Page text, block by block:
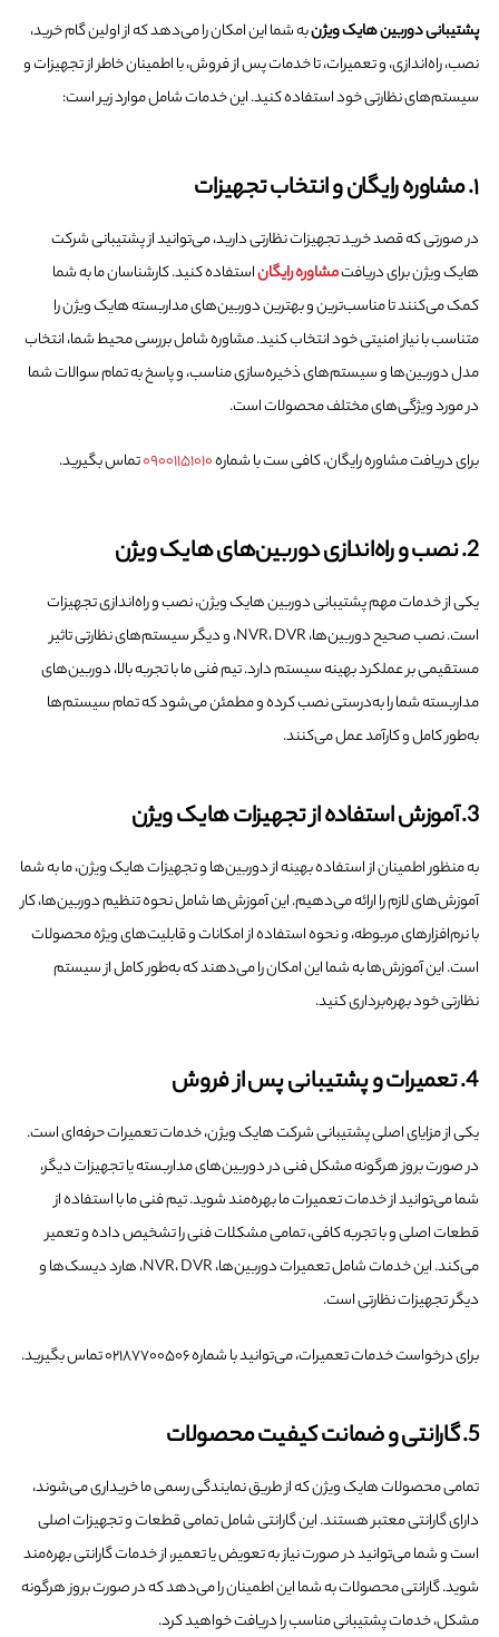
پشتیبانی دوربین هایک ویژنبه شما این امکان را می‌دهد که از اولین گام خرید،
نصب، راه‌اندازی، و تعمیرات، تا خدمات پس از فروش، با اطمینان خاطر از تجهیزات و
سیستم‌های نظارتی خود استفاده کنید. این خدمات شامل موارد زیر است:
۱. مشاوره رایگان و انتخاب تجهیزات
در صورتی که قصد خرید تجهیزات نظارتی دارید، می‌توانید از پشتیبانی شرکت
هایک ویژن برای دریافتمشاوره رایگاناستفاده کنید. کارشناسان ما به شما
کمک می‌کنند تا مناسب‌ترین و بهترین دوربین‌های مداربسته هایک ویژن را
متناسب با نیاز امنیتی خود انتخاب کنید. مشاوره شامل بررسی محیط شما، انتخاب
مدل دوربین‌ها و سیستم‌های ذخیره‌سازی مناسب، و پاسخ به تمام سوالات شما
در مورد ویژگی‌های مختلف محصولات است.
برای دریافت مشاوره رایگان، کافی ست با شماره۰۹۰۰۱۱۵۱۰۱۰تماس بگیرید.
2. نصب و راه‌اندازی دوربین‌های هایک ویژن
یکی از خدمات مهم پشتیبانی دوربین هایک ویژن، نصب و راه‌اندازی تجهیزات
است. نصب صحیح دوربین‌ها، NVR، DVR، و دیگر سیستم‌های نظارتی تاثیر
مستقیمی بر عملکرد بهینه سیستم دارد. تیم فنی ما با تجربه بالا، دوربین‌های
مداربسته شما را به‌درستی نصب کرده و مطمئن می‌شود که تمام سیستم‌ها
به‌طور کامل و کارآمد عمل می‌کنند.
3. آموزش استفاده از تجهیزات هایک ویژن
به منظور اطمینان از استفاده بهینه از دوربین‌ها و تجهیزات هایک ویژن، ما به شما
آموزش‌های لازم را ارائه می‌دهیم. این آموزش‌ها شامل نحوه تنظیم دوربین‌ها، کار
با نرم‌افزارهای مربوطه، و نحوه استفاده از امکانات و قابلیت‌های ویژه محصولات
است. این آموزش‌ها به شما این امکان را می‌دهند که به‌طور کامل از سیستم
نظارتی خود بهره‌برداری کنید.
4. تعمیرات و پشتیبانی پس از فروش
یکی از مزایای اصلی پشتیبانی شرکت هایک ویژن، خدمات تعمیرات حرفه‌ای است.
در صورت بروز هرگونه مشکل فنی در دوربین‌های مداربسته یا تجهیزات دیگر،
شما می‌توانید از خدمات تعمیرات ما بهره‌مند شوید. تیم فنی ما با استفاده از
قطعات اصلی و با تجربه کافی، تمامی مشکلات فنی را تشخیص داده و تعمیر
می‌کند. این خدمات شامل تعمیرات دوربین‌ها، NVR، DVR، هارد دیسک‌ها و
دیگر تجهیزات نظارتی است.
برای درخواست خدمات تعمیرات، می‌توانید با شماره ۰۲۱۸۷۷۰۰۵۰۶ تماس بگیرید.
5. گارانتی و ضمانت کیفیت محصولات
تمامی محصولات هایک ویژن که از طریق نمایندگی رسمی ما خریداری می‌شوند،
دارای گارانتی معتبر هستند. این گارانتی شامل تمامی قطعات و تجهیزات اصلی
است و شما می‌توانید در صورت نیاز به تعویض یا تعمیر، از خدمات گارانتی بهره‌مند
شوید. گارانتی محصولات به شما این اطمینان را می‌دهد که در صورت بروز هرگونه
مشکل، خدمات پشتیبانی مناسب را دریافت خواهید کرد.